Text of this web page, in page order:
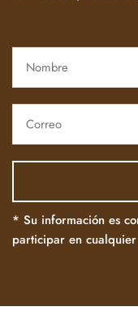
* Su información es
participar en cualquier